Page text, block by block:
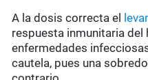
A la dosis correcta el
respuesta inmunitaria del
enfermedades
cautela, pues una